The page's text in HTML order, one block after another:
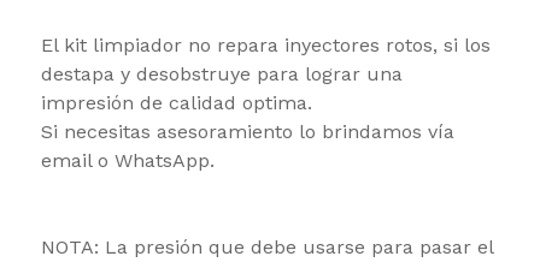
El kit limpiador no repara inyectores rotos, si los
destapa y desobstruye para lograr una
impresión de calidad optima.
Si necesitas asesoramiento lo brindamos vía
email o WhatsApp.
NOTA: La presión que debe usarse para pasar el